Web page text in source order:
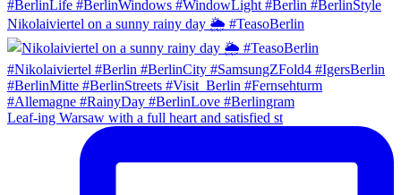
Nikolaiviertel on a sunny rainy day 🌦 #TeasoBerlin
Leaf-ing Warsaw with a full heart and satisfied st